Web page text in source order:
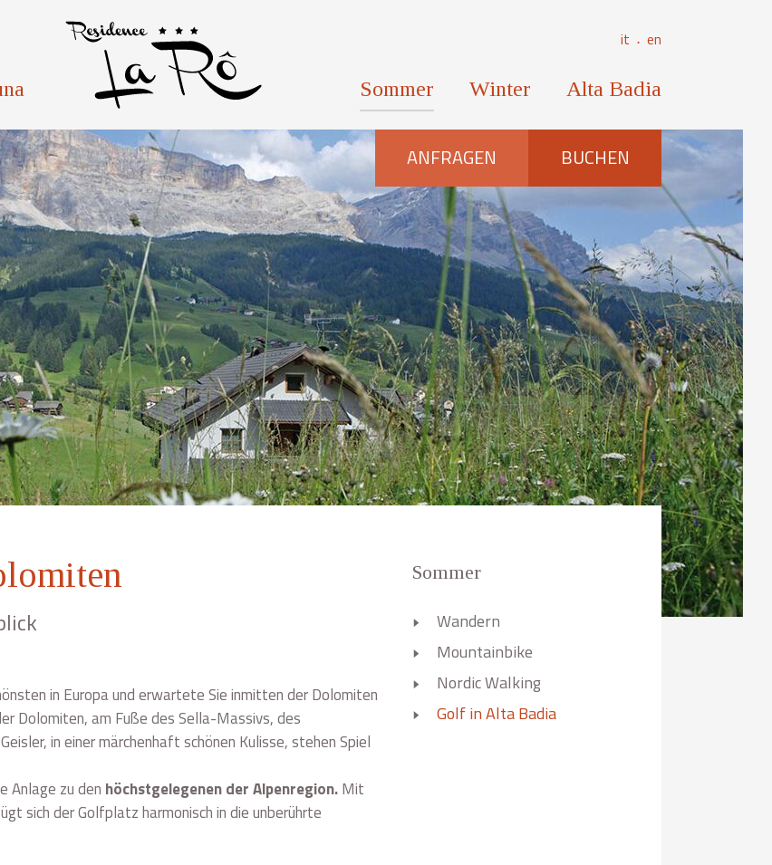
it ⋅ en
Sommer Winter Alta Badia
BUCHEN
ANFRAGEN
Sommer
Wandern
Mountainbike
Nordic Walking
Golf in Alta Badia
in Europa und erwartete Sie inmitten der Dolomiten
Dolomiten, am Fuße des Sella-Massivs, des
in einer märchenhaft schönen Kulisse, stehen Spiel
Anlage zu den höchstgelegenen der Alpenregion.Mit
sich der Golfplatz harmonisch in die unberührte